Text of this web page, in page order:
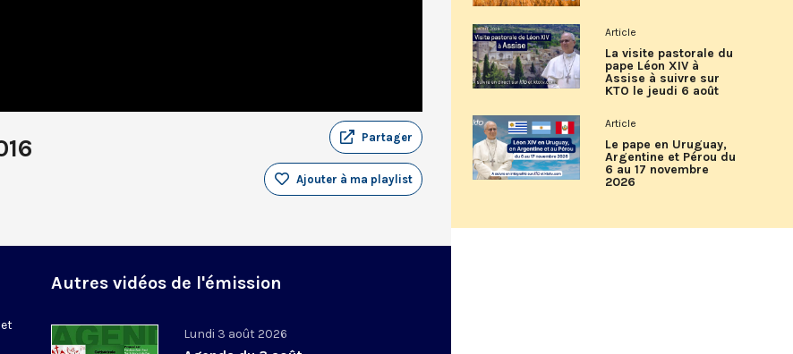
Partager
Ajouter à ma playlist
Autres vidéos de l'émission
Lundi 3 août 2026
Article
La visite pastorale du
pape Léon XIV à
Assise à suivre sur
KTO le jeudi 6 août
Article
Le pape en Uruguay,
Argentine et Pérou du
6 au 17 novembre
2026